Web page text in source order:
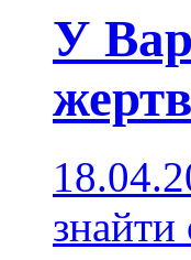
У
знайти